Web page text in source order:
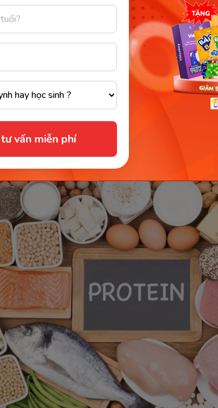
vấn miễn phí
từ 10% - 20% trọng lượng cơ thể. Cơ quan
(EFSA) khuyến nghị rằng, mỗi ngày người
cho mỗi kg trọng lượng cơ thể.
quan trọng của chất
Mỗi loại protein khác
riêng trong cơ thể. Dưới đây là 9 “nhiệm